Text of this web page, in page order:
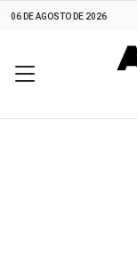
06 DE AGOSTO DE 2026